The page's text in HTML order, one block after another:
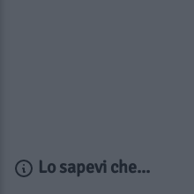
Lo sapevi che...